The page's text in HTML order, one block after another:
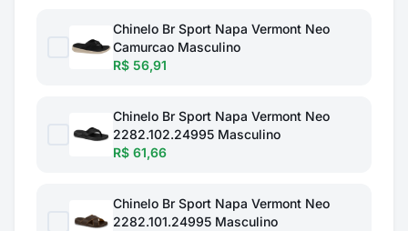
Chinelo Br Sport Napa Vermont Neo
Camurcao Masculino
R$ 56,91
Chinelo Br Sport Napa Vermont Neo
2282.102.24995 Masculino
R$ 61,66
Chinelo Br Sport Napa Vermont Neo
2282.101.24995 Masculino